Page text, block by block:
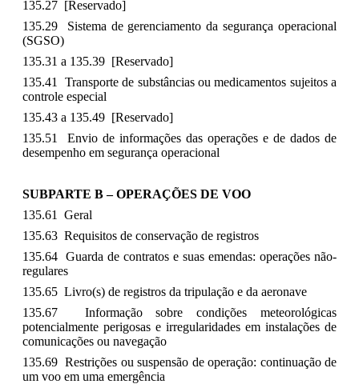
135.27 [Reservado]
135.29 Sistema de gerenciamento da segurança operacional
(SGSO)
135.31 a 135.39 [Reservado]
135.41 Transporte de substâncias ou medicamentos sujeitos a
controle especial
135.43 a 135.49 [Reservado]
135.51 Envio de informações das operações e de dados de
desempenho em segurança operacional
SUBPARTE B – OPERAÇÕES DE VOO
135.61 Geral
135.63 Requisitos de conservação de registros
135.64 Guarda de contratos e suas emendas: operações não-
regulares
135.65 Livro(s) de registros da tripulação e da aeronave
135.67 Informação sobre condições meteorológicas
potencialmente perigosas e irregularidades em instalações de
comunicações ou navegação
135.69 Restrições ou suspensão de operação: continuação de
um voo em uma emergência